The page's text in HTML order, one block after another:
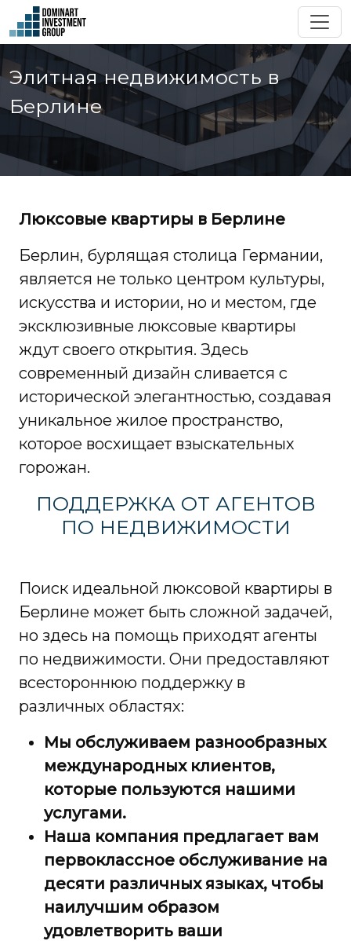
Элитная недвижимость в
Берлине
Люксовые квартиры в Берлине
Берлин, бурлящая столица Германии,
является не только центром культуры,
искусства и истории, но и местом, где
эксклюзивные люксовые квартиры
ждут своего открытия. Здесь
современный дизайн сливается с
исторической элегантностью, создавая
уникальное жилое пространство,
которое восхищает взыскательных
горожан.
ПОДДЕРЖКА ОТ АГЕНТОВ
ПО НЕДВИЖИМОСТИ
Поиск идеальной люксовой квартиры в
Берлине может быть сложной задачей,
но здесь на помощь приходят агенты
по недвижимости. Они предоставляют
всестороннюю поддержку в
различных областях:
Мы обслуживаем разнообразных
международных клиентов,
которые пользуются нашими
услугами.
Наша компания предлагает вам
первоклассное обслуживание на
десяти различных языках, чтобы
наилучшим образом
удовлетворить ваши